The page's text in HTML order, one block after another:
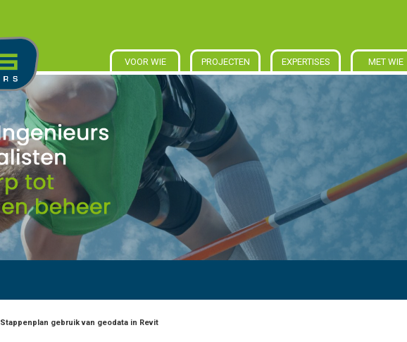
VOOR WIE PROJECTEN EXPERTISES MET WIE
Stappenplan gebruik van geodata in Revit